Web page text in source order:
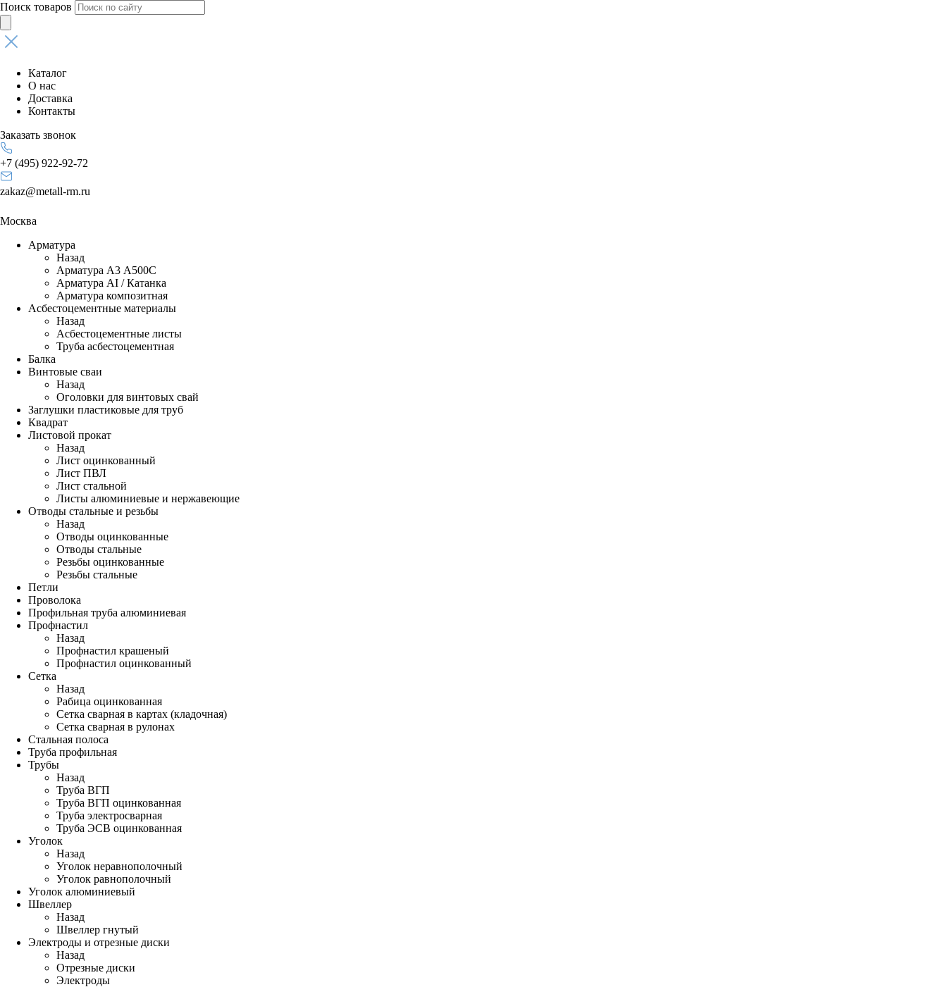
Поиск товаров
Каталог
О нас
Доставка
Контакты
Заказать звонок
+7 (495) 922-92-72
zakaz@metall-rm.ru
Москва
Арматура
Назад
Арматура А3 А500С
Арматура АI / Катанка
Арматура композитная
Асбестоцементные материалы
Назад
Асбестоцементные листы
Труба асбестоцементная
Балка
Винтовые сваи
Назад
Оголовки для винтовых свай
Заглушки пластиковые для труб
Квадрат
Листовой прокат
Назад
Лист оцинкованный
Лист ПВЛ
Лист стальной
Листы алюминиевые и нержавеющие
Отводы стальные и резьбы
Назад
Отводы оцинкованные
Отводы стальные
Резьбы оцинкованные
Резьбы стальные
Петли
Проволока
Профильная труба алюминиевая
Профнастил
Назад
Профнастил крашеный
Профнастил оцинкованный
Сетка
Назад
Рабица оцинкованная
Сетка сварная в картах (кладочная)
Сетка сварная в рулонах
Стальная полоса
Труба профильная
Трубы
Назад
Труба ВГП
Труба ВГП оцинкованная
Труба электросварная
Труба ЭСВ оцинкованная
Уголок
Назад
Уголок неравнополочный
Уголок равнополочный
Уголок алюминиевый
Швеллер
Назад
Швеллер гнутый
Электроды и отрезные диски
Назад
Отрезные диски
Электроды